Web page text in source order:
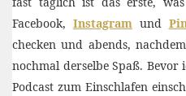
Facebook, Instagramund
checken und abends,
nochmal derselbe Spaß.
Podcast zum Einschlafen